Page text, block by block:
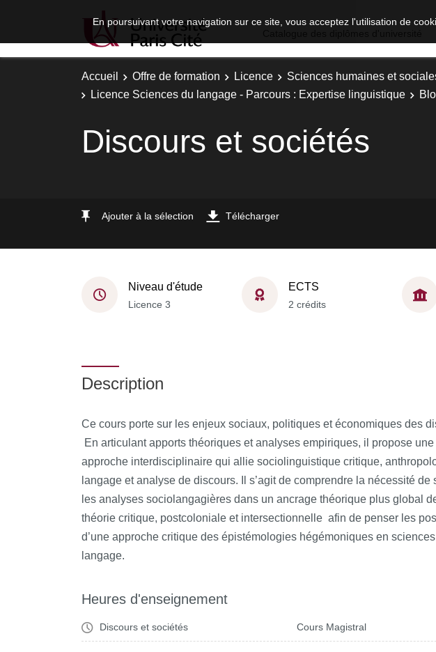
En poursuivant votre navigation sur ce site, vous acceptez l'utilisation de
Accueil Offre de formation Licence Sciences humaines et
Licence Sciences du langage - Parcours : Expertise linguistique
Discours et sociétés
Ajouter à la sélection Télécharger
Niveau d'étude
Licence 3
ECTS
2 crédits
Description
Ce cours porte sur les enjeux sociaux, politiques et économiques des
En articulant apports théoriques et analyses empiriques, il propose une
approche interdisciplinaire qui allie sociolinguistique critique,
langage et analyse de discours. Il s’agit de comprendre la nécessité de
les analyses sociolangagières dans un ancrage théorique plus global
théorie critique, postcoloniale et intersectionnelle afin de penser les
d’une approche critique des épistémologies hégémoniques en
langage.
Heures d'enseignement
Discours et sociétés Cours Magistral